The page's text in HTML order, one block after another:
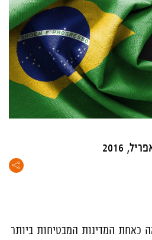
כאחת המדינות המבטיחות ביותר